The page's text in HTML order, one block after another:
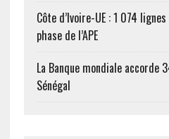
Côte d’Ivoire-UE : 1 074
phase de l’APE
La Banque mondiale accorde
Sénégal